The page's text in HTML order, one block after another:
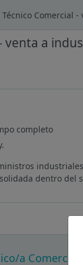
Técnico Comercial
venta a
completo
dentro
a Comercial